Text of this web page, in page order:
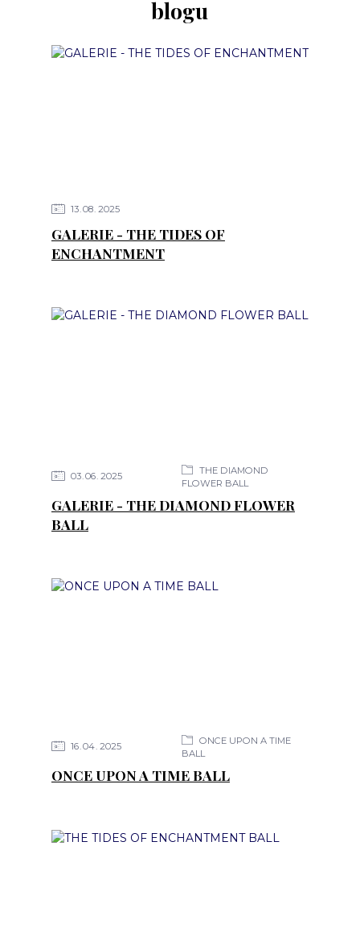
blogu
13 08 2025
GALERIE - THE TIDES OF
ENCHANTMENT
03 06 2025
THE DIAMOND
FLOWER BALL
GALERIE - THE DIAMOND FLOWER
BALL
16 04 2025
ONCE UPON A TIME
BALL
ONCE UPON A TIME BALL